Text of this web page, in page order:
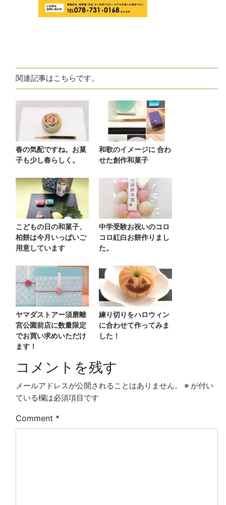
関連記事はこちらです。
春の気配ですね。お菓
子も少し春らしく。
和歌のイメージに 合わ
せた創作和菓子
こどもの日の和菓子、
柏餅は今月いっぱいご
用意しています
中学受験お祝いのコロ
コロ紅白お餅作りまし
た。
ヤマダストアー須磨離
宮公園前店に数量限定
でお買い求めいただけ
ます！
練り切りをハロウィン
に合わせて作ってみま
した！
コメントを残す
メールアドレスが公開されることはありません。 ※ が付い
ている欄は必須項目です
Comment *